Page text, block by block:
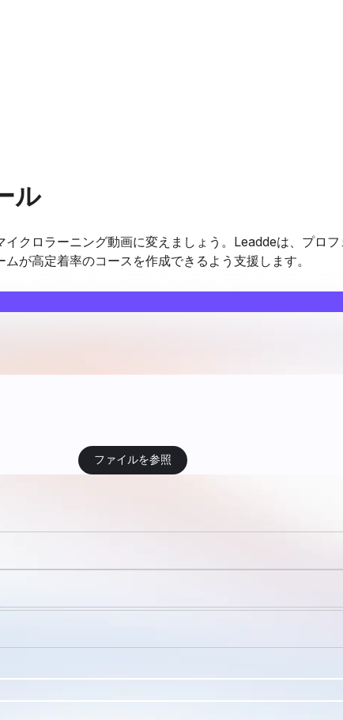
ル
クロラーニング動画に変えましょう。Leaddeは、プロ
が高定着率のコースを作成できるよう支援します。
ファイルを参照